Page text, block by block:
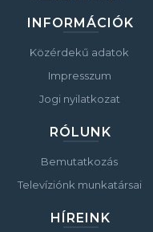
INFORMÁCIÓK
Közérdekű adatok
Impresszum
Jogi nyilatkozat
RÓLUNK
Bemutatkozás
Televíziónk munkatársai
HÍREINK